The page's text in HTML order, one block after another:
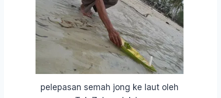
pelepasan semah jong ke laut oleh